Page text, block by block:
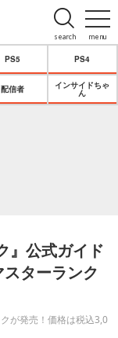
menu
search
PS5 PS4
配信者
インサイドちゃ
ん
』公式ガイド
ターランク
が発売！価格は税込3,0